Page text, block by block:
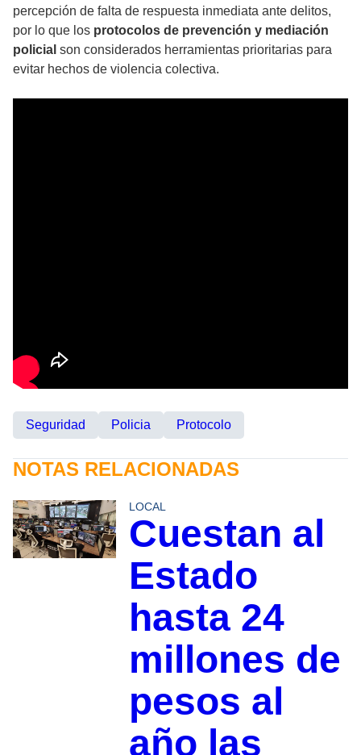
percepción de falta de respuesta inmediata ante delitos,
por lo que los protocolos de prevención y mediación
policial son considerados herramientas prioritarias para
evitar hechos de violencia colectiva.
Seguridad Policia Protocolo
NOTAS RELACIONADAS
LOCAL
Cuestan al
Estado
hasta 24
millones de
pesos al
año las